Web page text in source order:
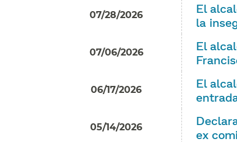
07/28/2026
El
la
07/06/2026
El
06/17/2026
El
05/14/2026
ex